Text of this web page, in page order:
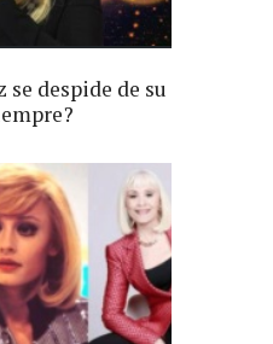
se despide de su